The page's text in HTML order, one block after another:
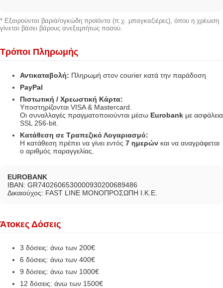
* Εξαιρούνται βαριά/ογκώδη προϊόντα (π.χ. μπαγκαζιέρες), όπου η χρέωση
γίνεται βάσει βάρους ανεξαρτήτως ποσού.
Τρόποι Πληρωμής
Αντικαταβολή: Πληρωμή στον courier κατά την παράδοση
PayPal
Πιστωτική / Χρεωστική Κάρτα:
Υποστηρίζονται VISA & Mastercard.
Οι συναλλαγές πραγματοποιούνται μέσω Eurobank με ασφάλεια
SSL 256-bit.
Κατάθεση σε Τραπεζικό Λογαριασμό:
Η κατάθεση πρέπει να γίνει εντός 7 ημερών και να αναγράφεται
ο αριθμός παραγγελίας.
EUROBANK
IBAN: GR7402606530000930200689486
Δικαιούχος: FAST LINE ΜΟΝΟΠΡΟΣΩΠΗ Ι.Κ.Ε.
Άτοκες Δόσεις
3 δόσεις: άνω των 200€
6 δόσεις: άνω των 400€
9 δόσεις: άνω των 1000€
12 δόσεις: άνω των 1500€